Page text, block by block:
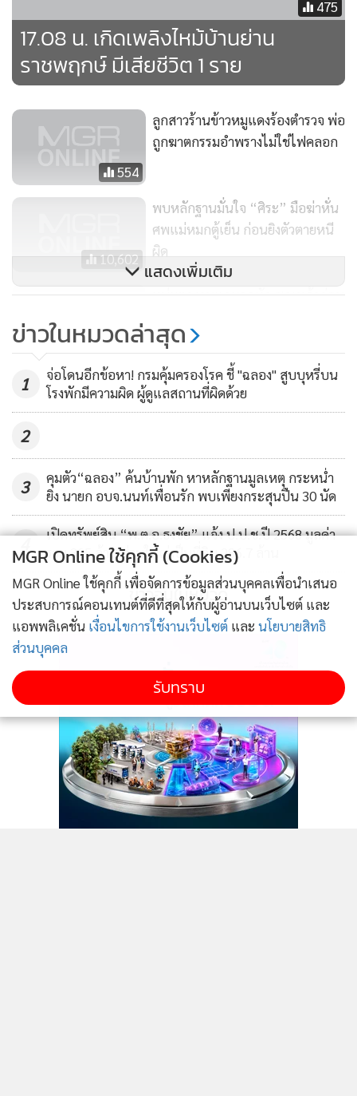
475
17.08 น. เกิดเพลิงไหม้บ้านย่าน
ราชพฤกษ์ มีเสียชีวิต 1 ราย
554
ลูกสาวร้านข้าวหมูแดงร้องตำรวจ พ่อ
ถูกฆาตกรรมอำพรางไม่ใช่ไฟคลอก
10,602
พบหลักฐานมั่นใจ “ศิระ” มือฆ่าหั่น
ศพแม่หมกตู้เย็น ก่อนยิงตัวตายหนี
ผิด
1,086
หนุ่มตกงานแถมอกหัก ซดเหล้าก่อน
แสดงเพิ่มเติม
ข่าวในหมวดล่าสุด
1
จ่อโดนอีกข้อหา! กรมคุ้มครองโรค ชี้ "ฉลอง" สูบบุหรี่บน
โรงพักมีความผิด ผู้ดูแลสถานที่ผิดด้วย
2
3
คุมตัว“ฉลอง” ค้นบ้านพัก หาหลักฐานมูลเหตุ กระหน่ำ
ยิง นายก อบจ.นนท์เพื่อนรัก พบเพียงกระสุนปืน 30 นัด
เปิดทรัพย์สิน “พ.ต.อ.ธงชัย” แจ้ง ป.ป.ช.ปี 2568 มูลค่า
รวม 305 ล้าน ส่วนใหญ่เป็นที่ดิน 286.7 ล้าน
ข่าวอื่นในหมวด
MGR Online ใช้คุกกี้ (Cookies)
MGR Online ใช้คุกกี้ เพื่อจัดการข้อมูลส่วนบุคคลเพื่อนำเสนอ
ประสบการณ์คอนเทนต์ที่ดีที่สุดให้กับผู้อ่านบนเว็บไซต์ และ
แอพพลิเคชั่น เงื่อนไขการใช้งานเว็บไซต์ และ นโยบายสิทธิ
ส่วนบุคคล
รับทราบ